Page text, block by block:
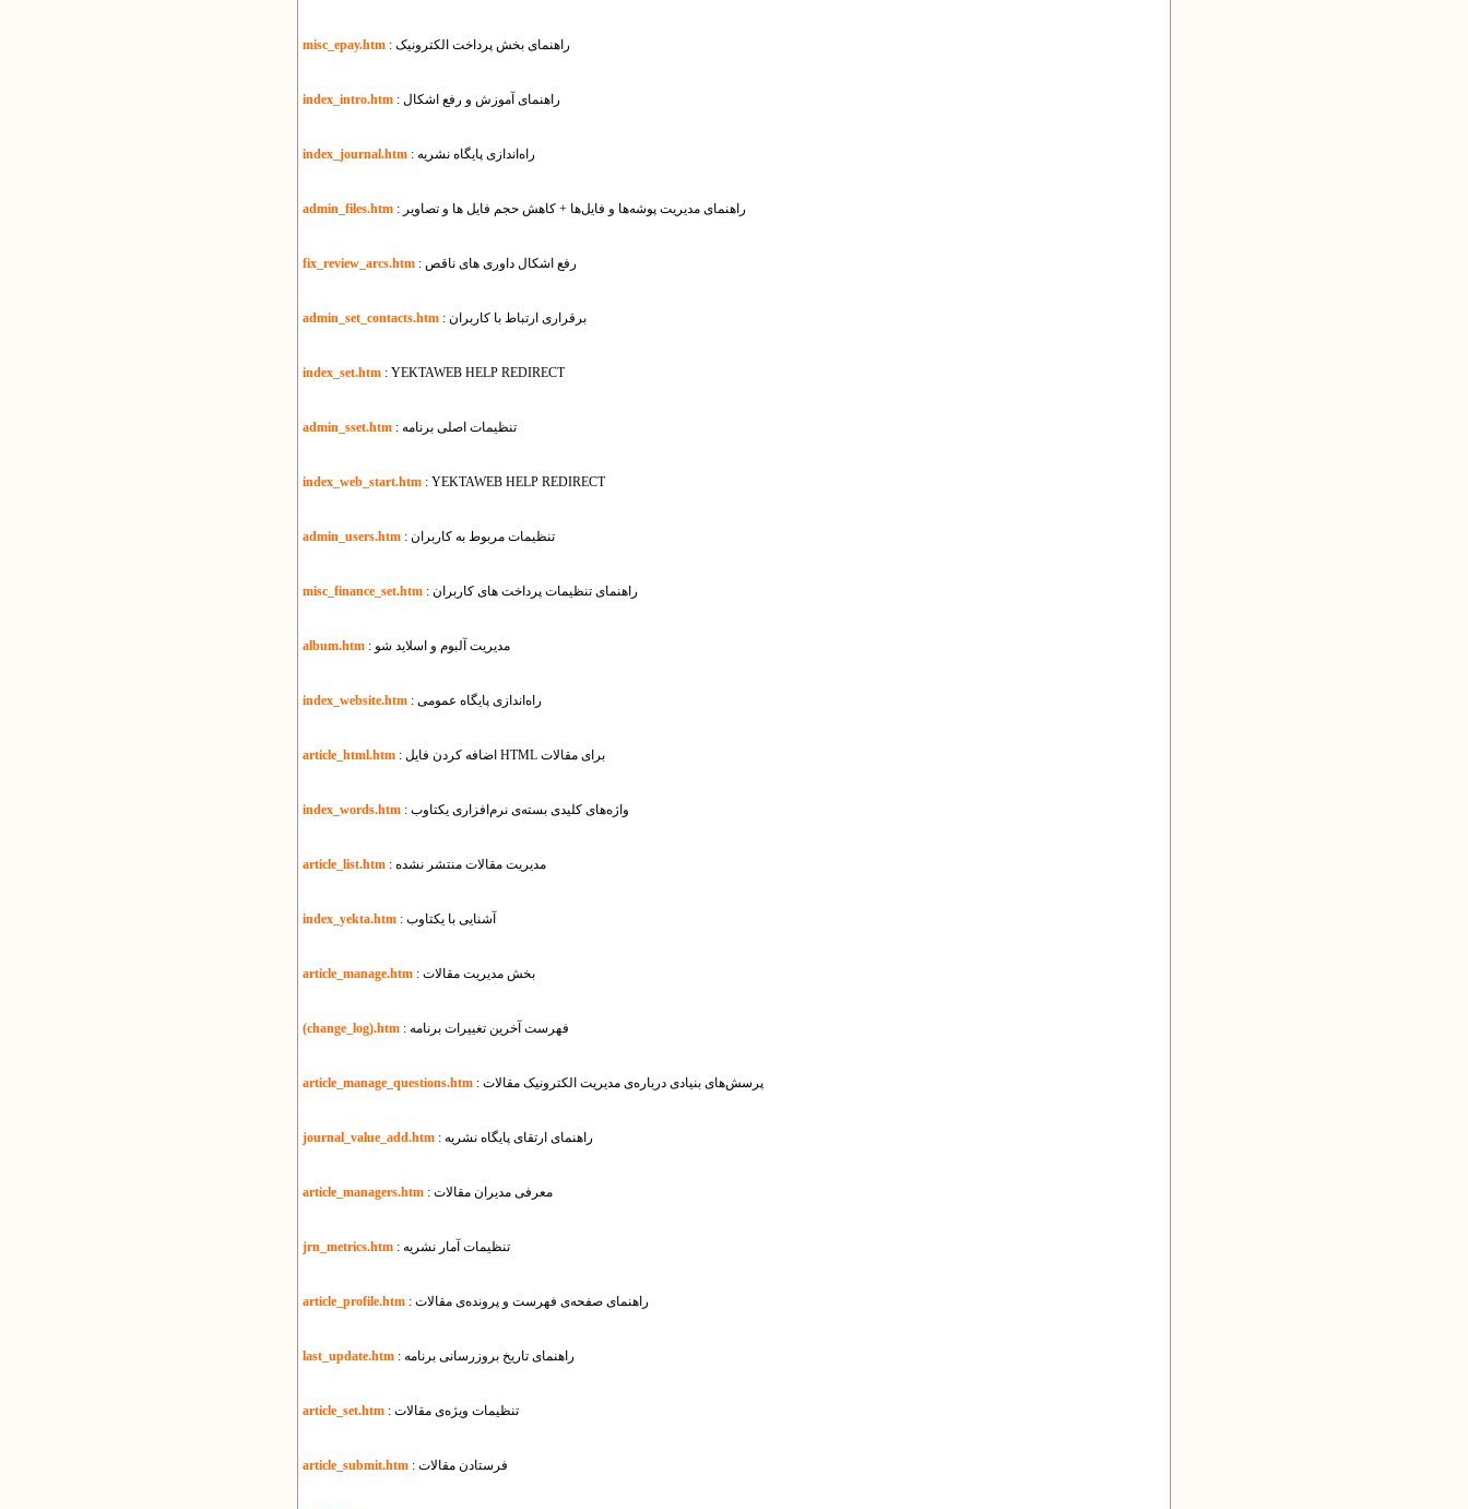
misc_epay.htm : راهنمای بخش پرداخت الکترونیک
index_intro.htm : راهنمای آموزش و رفع اشکال
index_journal.htm : راه‌اندازی پایگاه نشریه
admin_files.htm : راهنمای مدیریت پوشه‌ها و فایل‌ها + کاهش حجم فایل ها و تصاویر
fix_review_arcs.htm : رفع اشکال داوری های ناقص
admin_set_contacts.htm : برقراری ارتباط با کاربران
index_set.htm : YEKTAWEB HELP REDIRECT
admin_sset.htm : تنظیمات اصلی برنامه
index_web_start.htm : YEKTAWEB HELP REDIRECT
admin_users.htm : تنظیمات مربوط به کاربران
misc_finance_set.htm : راهنمای تنظیمات پرداخت های کاربران
album.htm : مدیریت آلبوم و اسلاید شو
index_website.htm : راه‌اندازی پایگاه عمومی
article_html.htm : اضافه کردن فایل HTML برای مقالات
index_words.htm : واژه‌های کلیدی بسته‌ی نرم‌افزاری یکتاوب
article_list.htm : مدیریت مقالات منتشر نشده
index_yekta.htm : آشنایی با یکتاوب
article_manage.htm : بخش مدیریت مقالات
(change_log).htm : فهرست آخرین تغییرات برنامه
article_manage_questions.htm : پرسش‌های بنیادی درباره‌ی مدیریت الکترونیک مقالات
journal_value_add.htm : راهنمای ارتقای پایگاه نشریه
article_managers.htm : معرفى مدیران مقالات
jrn_metrics.htm : تنظیمات آمار نشریه
article_profile.htm : راهنمای صفحه‌ی فهرست و پرونده‌ی مقالات
last_update.htm : راهنمای تاریخ بروزرسانی برنامه
article_set.htm : تنظیمات ویژه‌ی مقالات
article_submit.htm : فرستادن مقالات